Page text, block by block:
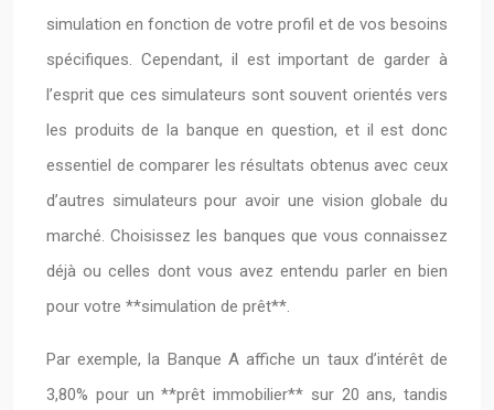
simulation en fonction de votre profil et de vos besoins
spécifiques. Cependant, il est important de garder à
l’esprit que ces simulateurs sont souvent orientés vers
les produits de la banque en question, et il est donc
essentiel de comparer les résultats obtenus avec ceux
d’autres simulateurs pour avoir une vision globale du
marché. Choisissez les banques que vous connaissez
déjà ou celles dont vous avez entendu parler en bien
pour votre **simulation de prêt**.
Par exemple, la Banque A affiche un taux d’intérêt de
3,80% pour un **prêt immobilier** sur 20 ans, tandis